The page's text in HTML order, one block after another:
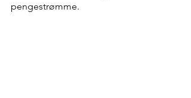
pengestrømme.